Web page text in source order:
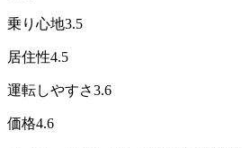
乗り心地3.5
居住性4.5
運転しやすさ3.6
価格4.6